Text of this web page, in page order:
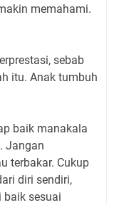
memahami.
sebab
itu. Anak tumbuh
baik manakala
Jangan
terbakar. Cukup
diri sendiri,
baik sesuai